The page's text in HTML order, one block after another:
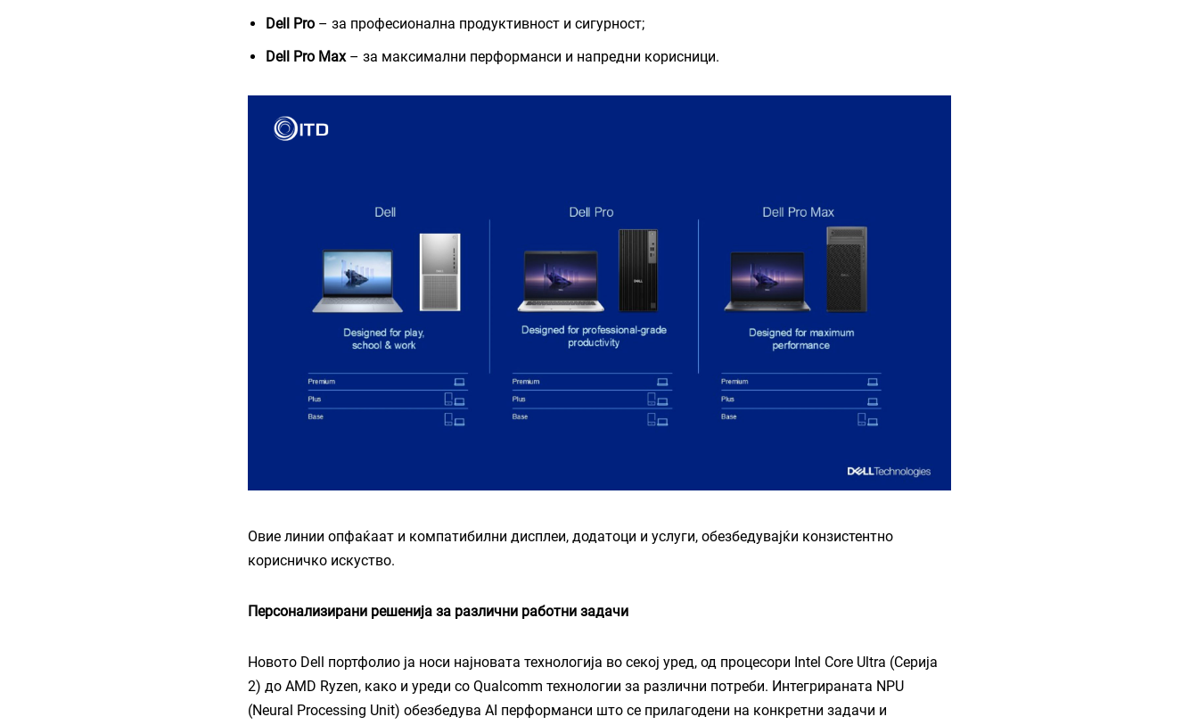
Dell Pro– за професионална продуктивност и сигурност;
Dell Pro Max– за максимални перформанси и напредни корисници.
Овие линии опфаќаат и компатибилни дисплеи, додатоци и услуги, обезбедувајќи конзистентно
корисничко искуство.
Персонализирани решенија за различни работни задачи
Новото Dell портфолио ја носи најновата технологија во секој уред, од процесори Intel Core Ultra (Серија
2) до AMD Ryzen, како и уреди со Qualcomm технологии за различни потреби. Интегрираната NPU
(Neural Processing Unit) обезбедува AI перформанси што се прилагодени на конкретни задачи и